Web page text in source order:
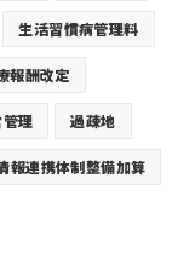
生活習慣病管理料
報酬改定
理 過疎地
報連携体制整備加算